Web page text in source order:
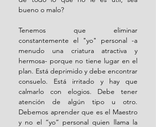
bueno o malo?
Tenemos que eliminar
constantemente el "yo" personal -a
menudo una criatura atractiva y
hermosa- porque no tiene lugar en el
plan. Está deprimido y debe encontrar
consuelo. Está irritado y hay que
calmarlo con elogios. Debe tener
atención de algún tipo u otro.
Debemos aprender que es el Maestro
y no el “yo” personal quien llama la